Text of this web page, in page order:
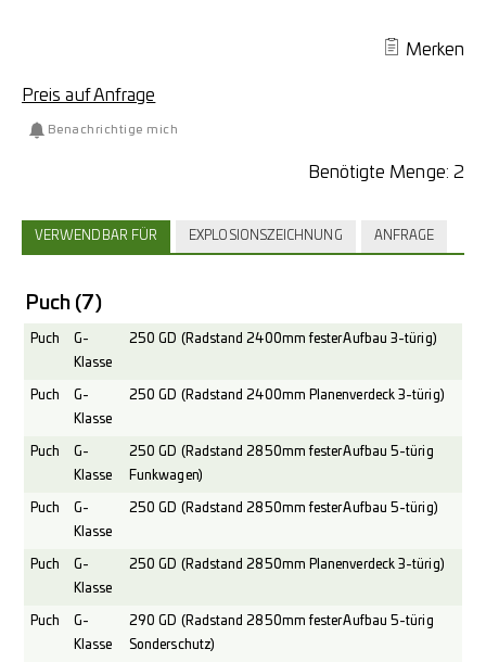
Merken
Preis auf Anfrage
Benachrichtige mich
Benötigte Menge: 2
VERWENDBAR FÜR EXPLOSIONSZEICHNUNG ANFRAGE
Puch (7)
Puch
G-
Klasse
250 GD (Radstand 2400mm fester Aufbau 3-türig)
Puch
G-
Klasse
250 GD (Radstand 2400mm Planenverdeck 3-türig)
Puch
G-
Klasse
250 GD (Radstand 2850mm fester Aufbau 5-türig
Funkwagen)
Puch
G-
Klasse
250 GD (Radstand 2850mm fester Aufbau 5-türig)
Puch
G-
Klasse
250 GD (Radstand 2850mm Planenverdeck 3-türig)
Puch
G-
Klasse
290 GD (Radstand 2850mm fester Aufbau 5-türig
Sonderschutz)